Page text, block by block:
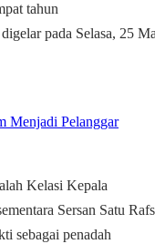
tahun
pada Selasa, 25
Menjadi Pelanggar
Kelasi Kepala
Sersan Satu
sebagai penadah